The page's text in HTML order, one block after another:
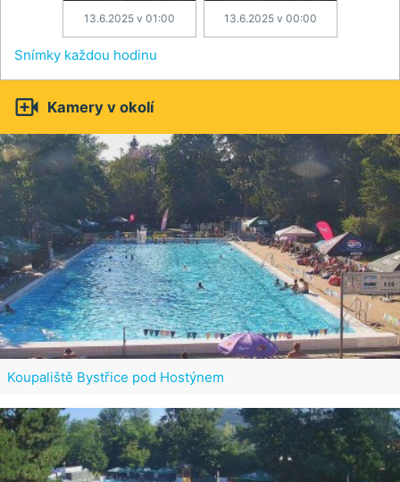
13.6.2025 v 01:00 13.6.2025 v 00:00
Snímky každou hodinu
 Kamery v okolí
Koupaliště Bystřice pod Hostýnem